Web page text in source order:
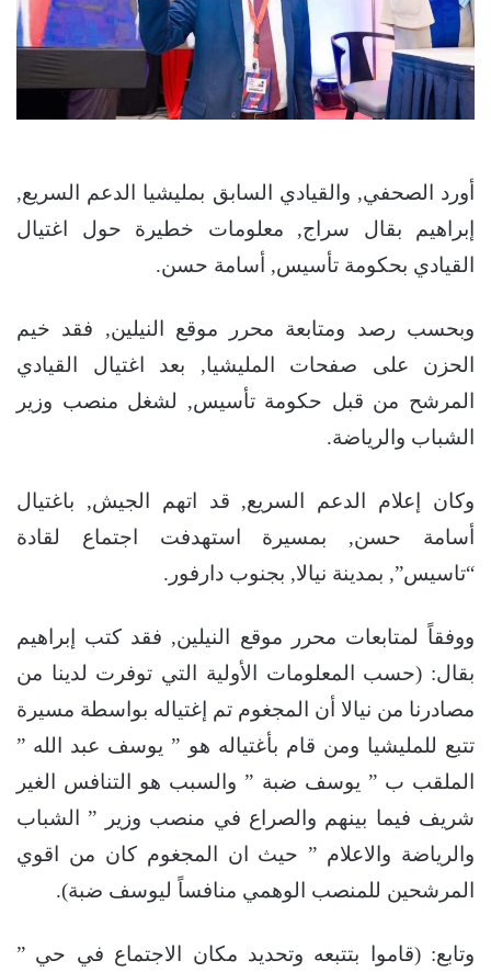
أورد الصحفي, والقيادي السابق بمليشيا الدعم السريع,
إبراهيم بقال سراج, معلومات خطيرة حول اغتيال
القيادي بحكومة تأسيس, أسامة حسن.
وبحسب رصد ومتابعة محرر موقع النيلين, فقد خيم
الحزن على صفحات المليشيا, بعد اغتيال القيادي
المرشح من قبل حكومة تأسيس, لشغل منصب وزير
الشباب والرياضة.
وكان إعلام الدعم السريع, قد اتهم الجيش, باغتيال
أسامة حسن, بمسيرة استهدفت اجتماع لقادة
“تاسيس”, بمدينة نيالا, بجنوب دارفور.
ووفقاً لمتابعات محرر موقع النيلين, فقد كتب إبراهيم
بقال: (حسب المعلومات الأولية التي توفرت لدينا من
مصادرنا من نيالا أن المجغوم تم إغتياله بواسطة مسيرة
تتبع للمليشيا ومن قام بأغتياله هو ” يوسف عبد الله ”
الملقب ب ” يوسف ضبة ” والسبب هو التنافس الغير
شريف فيما بينهم والصراع في منصب وزير ” الشباب
والرياضة والاعلام ” حيث ان المجغوم كان من اقوي
المرشحين للمنصب الوهمي منافساً ليوسف ضبة).
وتابع: (قاموا بتتبعه وتحديد مكان الاجتماع في حي ”